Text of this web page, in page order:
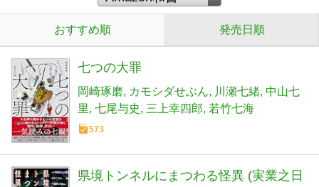
おすすめ順 発売日順
七つの大罪
岡崎琢磨 カモシダせぶん 川瀬七緒 中山七
里 七尾与史 三上幸四郎 若竹七海
573
県境トンネルにまつわる怪異 (実業之日